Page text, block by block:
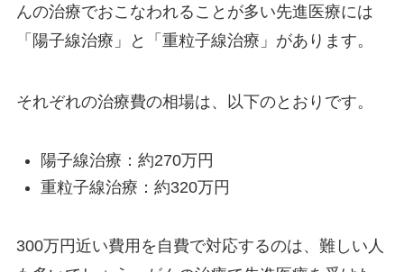
んの治療でおこなわれることが多い先進医療には
「陽子線治療」と「重粒子線治療」があります。
それぞれの治療費の相場は、以下のとおりです。
陽子線治療：約270万円
重粒子線治療：約320万円
300万円近い費用を自費で対応するのは、難しい人